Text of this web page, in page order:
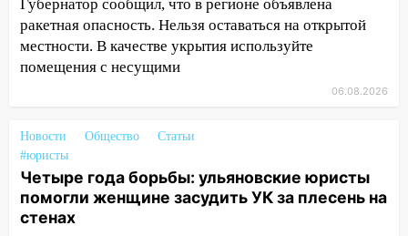
09:44 Ульяновские спасатели помогли
юному велосипедисту на улице
Чернышевского
В Заволжском районе украли два
07:18
В Ульяновск идет
тридцатиградусная жара: какая будет
погода в четверг
06:00
Губернатор сообщил, что в регионе объявлена
ракетная опасность. Нельзя оставаться на открытой
местности. В качестве укрытия используйте
помещения с несущими
06.08.2026
Новости Общество
Статьи
#юристы
Четыре года борьбы: ульяновские юристы
помогли женщине засудить УК за плесень на
стенах